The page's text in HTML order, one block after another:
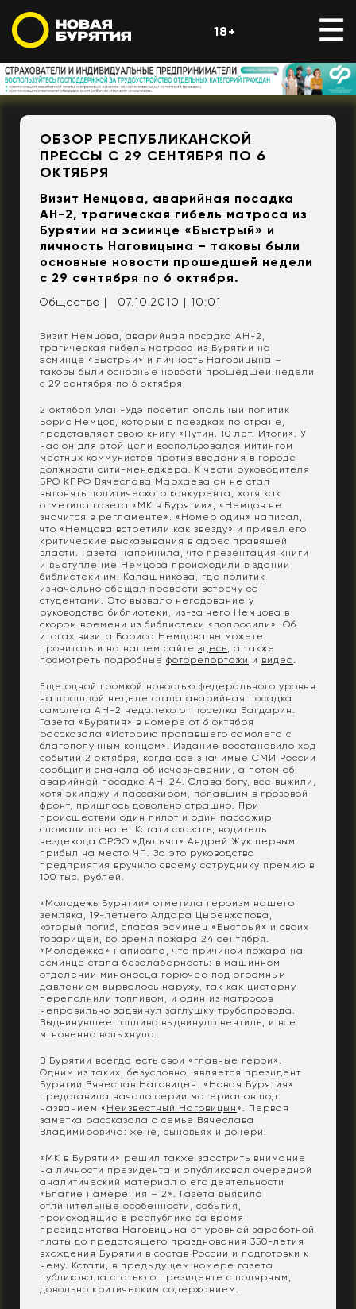
18+
ОБЗОР РЕСПУБЛИКАНСКОЙ
ПРЕССЫ С 29 СЕНТЯБРЯ ПО 6
ОКТЯБРЯ
Визит Немцова, аварийная посадка
АН-2, трагическая гибель матроса из
Бурятии на эсминце «Быстрый» и
личность Наговицына – таковы были
основные новости прошедшей недели
с 29 сентября по 6 октября.
Общество | 07.10.2010 | 10:01
Визит Немцова, аварийная посадка АН-2,
трагическая гибель матроса из Бурятии на
эсминце «Быстрый» и личность Наговицына –
таковы были основные новости прошедшей недели
с 29 сентября по 6 октября.
2 октября Улан-Удэ посетил опальный политик
Борис Немцов, который в поездках по стране,
представляет свою книгу «Путин. 10 лет. Итоги». У
нас он для этой цели воспользовался митингом
местных коммунистов против введения в городе
должности сити-менеджера. К чести руководителя
БРО КПРФ Вячеслава Мархаева он не стал
выгонять политического конкурента, хотя как
отметила газета «МК в Бурятии», «Немцов не
значится в регламенте». «Номер один» написал,
что «Немцова встретили как звезду» и привел его
критические высказывания в адрес правящей
власти. Газета напомнила, что презентация книги
и выступление Немцова происходили в здании
библиотеки им. Калашникова, где политик
изначально обещал провести встречу со
студентами. Это вызвало негодование у
руководства библиотеки, из-за чего Немцова в
скором времени из библиотеки «попросили». Об
итогах визита Бориса Немцова вы можете
прочитать и на нашем сайте здесь, а также
посмотреть подробные фоторепортажи и видео.
Еще одной громкой новостью федерального уровня
на прошлой неделе стала аварийная посадка
самолета АН-2 недалеко от поселка Багдарин.
Газета «Бурятия» в номере от 6 октября
рассказала «Историю пропавшего самолета с
благополучным концом». Издание восстановило ход
событий 2 октября, когда все значимые СМИ России
сообщили сначала об исчезновении, а потом об
аварийной посадке АН-24. Слава богу, все выжили,
хотя экипажу и пассажиром, попавшим в грозовой
фронт, пришлось довольно страшно. При
происшествии один пилот и один пассажир
сломали по ноге. Кстати сказать, водитель
вездехода СРЭО «Дылыча» Андрей Жук первым
прибыл на место ЧП. За это руководство
предприятия вручило своему сотруднику премию в
100 тыс. рублей.
«Молодежь Бурятии» отметила героизм нашего
земляка, 19-летнего Алдара Цыренжапова,
который погиб, спасая эсминец «Быстрый» и своих
товарищей, во время пожара 24 сентября.
«Молодежка» написала, что причиной пожара на
эсминце стала безалаберность: в машинном
отделении миноносца горючее под огромным
давлением вырвалось наружу, так как цистерну
переполнили топливом, и один из матросов
неправильно задвинул заглушку трубопровода.
Выдвинувшее топливо выдвинуло вентиль, и все
мгновенно вспыхнуло.
В Бурятии всегда есть свои «главные герои».
Одним из таких, безусловно, является президент
Бурятии Вячеслав Наговицын. «Новая Бурятия»
представила начало серии материалов под
названием « Неизвестный Наговицын ». Первая
заметка рассказала о семье Вячеслава
Владимировича: жене, сыновьях и дочери.
«МК в Бурятии» решил также заострить внимание
на личности президента и опубликовал очередной
аналитический материал о его деятельности
«Благие намерения – 2». Газета выявила
отличительные особенности, события,
происходящие в республике за время
президентства Наговицына от уровней заработной
платы до предстоящего празднования 350-летия
вхождения Бурятии в состав России и подготовки к
нему. Кстати, в предыдущем номере газета
публиковала статью о президенте с полярным,
довольно критическим содержанием.